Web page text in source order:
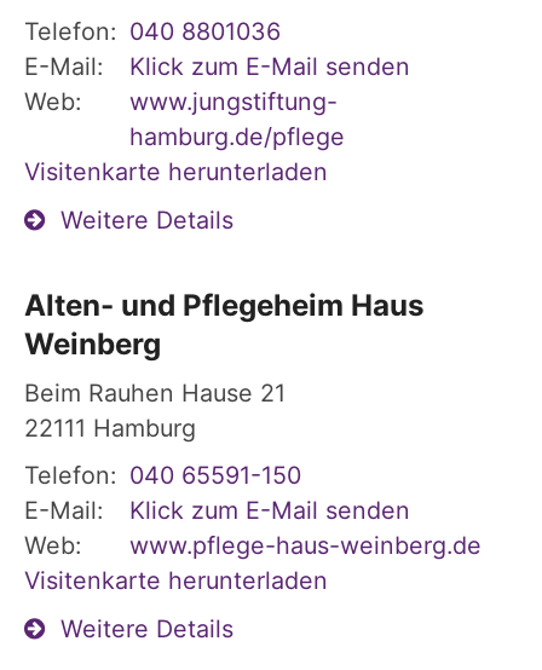
Telefon: 040 8801036
E-Mail:
Klick zum E-Mail senden
Web:
www.jungstiftung-
hamburg.de/pflege
Visitenkarte herunterladen
Weitere Details
Alten- und Pflegeheim Haus
Weinberg
Beim Rauhen Hause 21
22111 Hamburg
Telefon: 040 65591-150
E-Mail:
Klick zum E-Mail senden
Web:
www.pflege-haus-weinberg.de
Visitenkarte herunterladen
Weitere Details